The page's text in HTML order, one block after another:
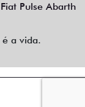
Pulse Abarth
é a vida.